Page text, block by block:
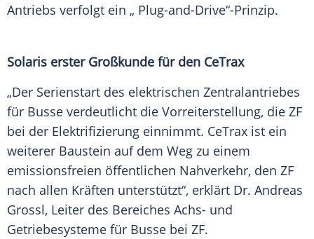
Antriebs verfolgt ein „ Plug-and-Drive“-Prinzip.
Solaris erster Großkunde für den CeTrax
„Der Serienstart des elektrischen Zentralantriebes
für Busse verdeutlicht die Vorreiterstellung, die ZF
bei der Elektrifizierung einnimmt. CeTrax ist ein
weiterer Baustein auf dem Weg zu einem
emissionsfreien öffentlichen Nahverkehr, den ZF
nach allen Kräften unterstützt“, erklärt Dr. Andreas
Grossl, Leiter des Bereiches Achs- und
Getriebesysteme für Busse bei ZF.